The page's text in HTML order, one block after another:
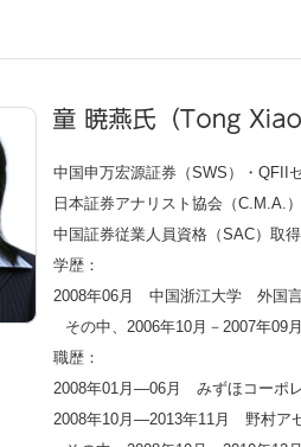
中国申万宏源証券（SWS）・QFII
日本証券アナリスト協会（C.M.A.
中国証券従業人員資格（SAC）取得
学歴：
2008年06月 中国浙江大学 外国
その中、2006年10月－2007年
職歴：
2008年01月―06月 みずほコーポ
2008年10月―2013年11月 野村ア